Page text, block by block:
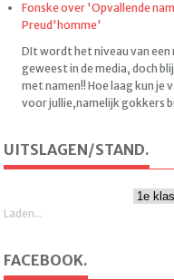
Fonske over 'Opvallende
Preud'homme'
DIt wordt het niveau van
geweest in de media, doch
met namen!! Hoe laag kun je
voor jullie,namelijk gokkers
UITSLAGEN/STAND.
Laden...
FACEBOOK.